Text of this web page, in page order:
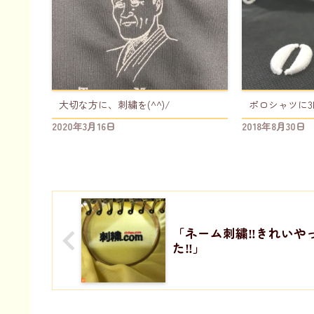
大切な方に、刺繍を(^^)/
2020年3月16日
ポロシャツに
2018年8月30日
「ネーム刺繍‼️きれいや
た‼️」